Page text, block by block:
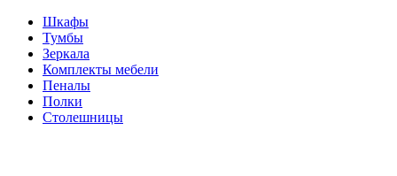
Шкафы
Тумбы
Зеркала
Комплекты мебели
Пеналы
Полки
Столешницы